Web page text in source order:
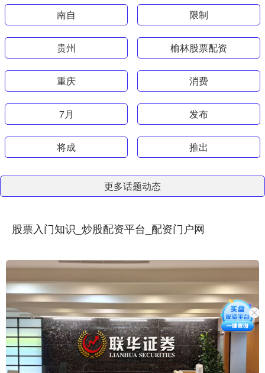
南自 限制
贵州 榆林股票配资
重庆 消费
7月 发布
将成 推出
更多话题动态
股票入门知识_炒股配资平台_配资门户网